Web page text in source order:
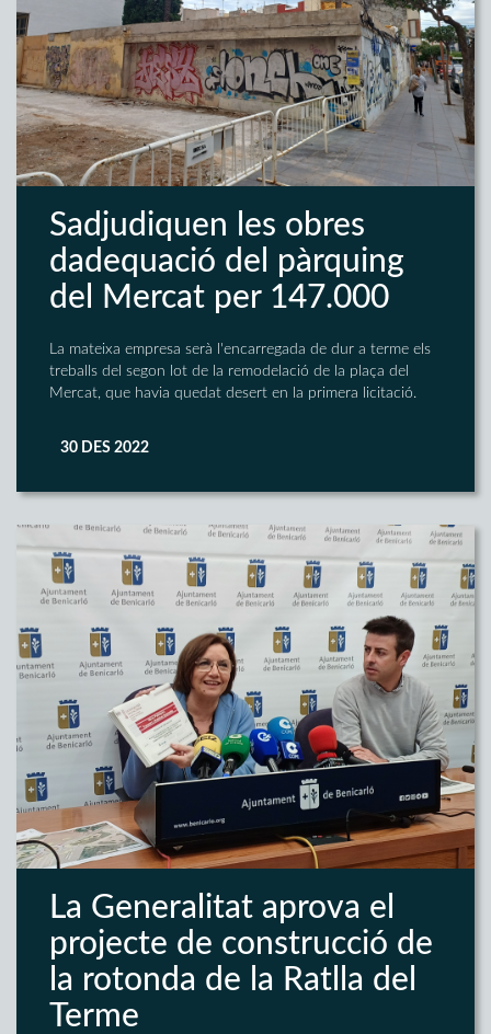
Sadjudiquen les obres
dadequació del pàrquing
del Mercat per 147.000 
La mateixa empresa serà l'encarregada de dur a terme els
treballs del segon lot de la remodelació de la plaça del
Mercat, que havia quedat desert en la primera licitació.
30 DES 2022
La Generalitat aprova el
projecte de construcció de
la rotonda de la Ratlla del
Terme